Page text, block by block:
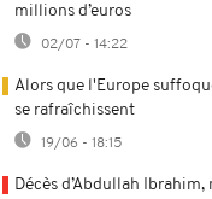
millions d’euros
02/07 - 14:22
Alors que l'Europe
se rafraîchissent
19/06 - 18:15
Décès d’Abdullah